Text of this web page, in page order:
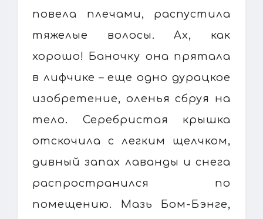
повела плечами, распустила
тяжелые волосы. Ах, как
хорошо! Баночку она прятала
в лифчике – еще одно дурацкое
изобретение, оленья сбруя на
тело. Серебристая крышка
отскочила с легким щелчком,
дивный запах лаванды и снега
распространился по
помещению. Мазь Бом-Бэнге,